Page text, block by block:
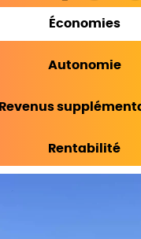
Économies
Autonomie
Revenus
Rentabilité